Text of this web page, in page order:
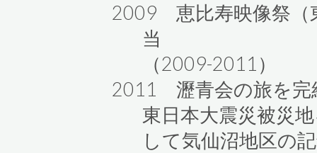
2009 恵比寿映像祭（
当
（2009-2011）
2011 瀝青会の旅を完
東日本大震災被災
して気仙沼地区の